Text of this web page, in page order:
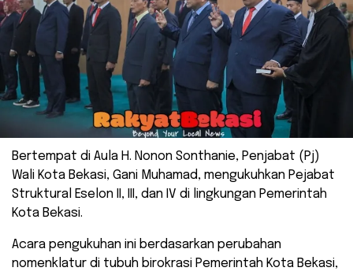
Bertempat di Aula H. Nonon Sonthanie, Penjabat (Pj)
Wali Kota Bekasi, Gani Muhamad, mengukuhkan Pejabat
Struktural Eselon II, III, dan IV di lingkungan Pemerintah
Kota Bekasi.
Acara pengukuhan ini berdasarkan perubahan
nomenklatur di tubuh birokrasi Pemerintah Kota Bekasi,